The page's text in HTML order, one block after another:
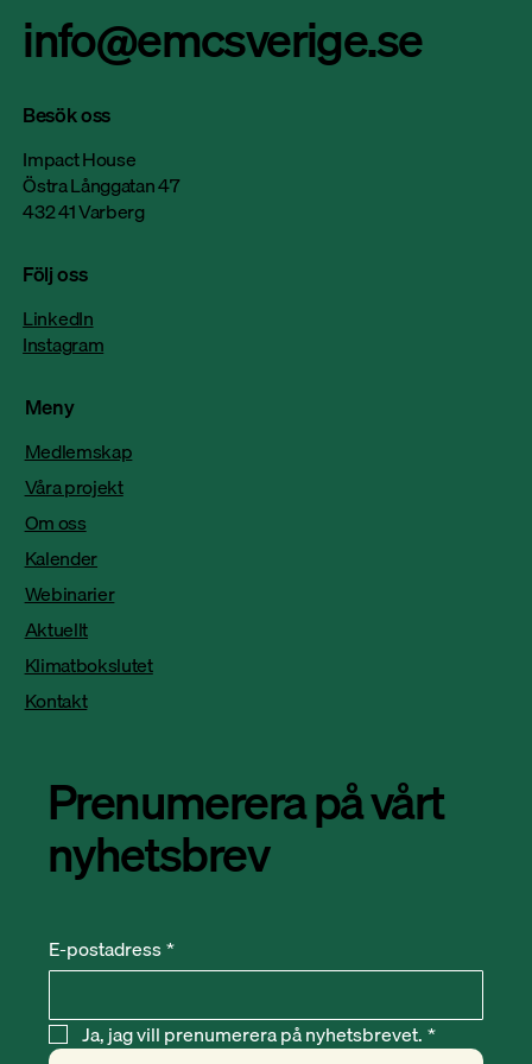
Nitator satsar på hållbar produktion: “Vi
har effektiviserat elförbrukningen med 50
procent på sex år”
Prenumerera på vårt
nyhetsbrev
E-postadress*
Ja, jag vill prenumerera på nyhetsbrevet.*
Besök oss
Impact House
Östra Långgatan 47
432 41 Varberg
Meny
Medlemskap
Våra projekt
Om oss
Kalender
Webinarier
Aktuellt
Klimatbokslutet
Kontakt
Följ oss
LinkedIn
Instagram
info@emcsverige.se